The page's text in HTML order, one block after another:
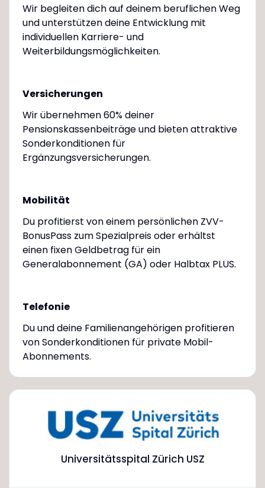
Wir begleiten dich auf deinem beruflichen Weg
und unterstützen deine Entwicklung mit
individuellen Karriere- und
Weiterbildungsmöglichkeiten.
Versicherungen
Wir übernehmen 60% deiner
Pensionskassenbeiträge und bieten attraktive
Sonderkonditionen für
Ergänzungsversicherungen.
Mobilität
Du profitierst von einem persönlichen ZVV-
BonusPass zum Spezialpreis oder erhältst
einen fixen Geldbetrag für ein
Generalabonnement (GA) oder Halbtax PLUS.
Telefonie
Du und deine Familienangehörigen profitieren
von Sonderkonditionen für private Mobil-
Abonnements.
Universitätsspital Zürich USZ